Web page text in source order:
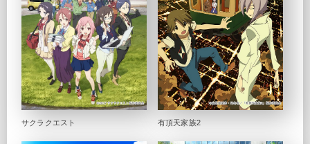
サクラクエスト 有頂天家族2